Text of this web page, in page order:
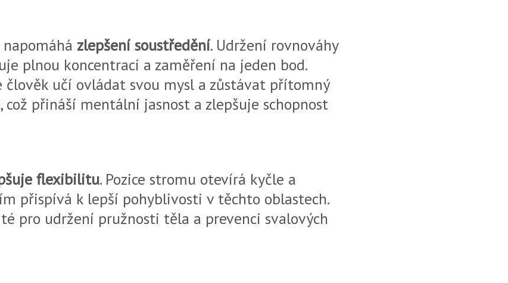
zlepšení soustředění. Udržení rovnováhy
plnou koncentraci a zaměření na jeden bod.
člověk učí ovládat svou mysl a zůstávat přítomný
přináší mentální jasnost a zlepšuje schopnost
flexibilitu. Pozice stromu otevírá kyčle a
přispívá k lepší pohyblivosti v těchto oblastech.
pro udržení pružnosti těla a prevenci svalových